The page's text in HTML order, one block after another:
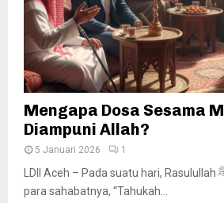
Mengapa Dosa Sesama
Diampuni Allah?
5 Januari 2026 1
LDII Aceh – Pada suatu hari, Rasulullah ﷺ bertanya kepada
para sahabatnya, “Tahukah...